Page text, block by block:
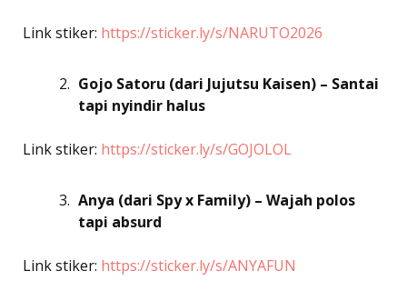
Link stiker: https://sticker.ly/s/NARUTO2026
Gojo Satoru (dari Jujutsu Kaisen) – Santai
tapi nyindir halus
Link stiker: https://sticker.ly/s/GOJOLOL
Anya (dari Spy x Family) – Wajah polos
tapi absurd
Link stiker: https://sticker.ly/s/ANYAFUN